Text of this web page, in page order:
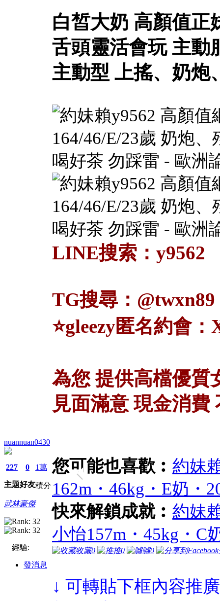
nuannuan0430
227
主題
0
好友
1萬
積分
武林豪傑
經驗:
發消息
白皙大奶 高顏值
舌頭靈活會玩 主動
主動型 上搖、奶炮
LINE搜索：y9562
TG搜尋：@twxn89
⭐gleezy匿名約會：
為您 提供高檔優質
見面滿意 現金消費
您可能也喜歡︰ 約妹
162m・46kg・E奶・
快來解鎖成就︰ 約妹
小怡157m・45kg・C
收藏0 推0 噓0
↓ 可轉貼下框內容推